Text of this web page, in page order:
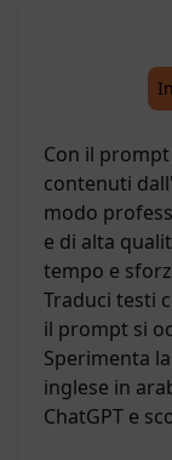
Con il
contenuti
modo
e di alta
tempo e
Traduci testi
il prompt si
Sperimenta
inglese in
ChatGPT e